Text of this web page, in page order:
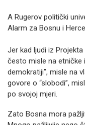
A Rugerov politički
Alarm za Bosnu i
Jer kad ljudi iz
često misle na etničke
demokratiji”, misle na
govore o “slobodi”,
po svojoj mjeri.
Zato Bosna mora